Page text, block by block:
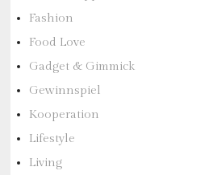
Fashion
Food Love
Gadget & Gimmick
Gewinnspiel
Kooperation
Lifestyle
Living